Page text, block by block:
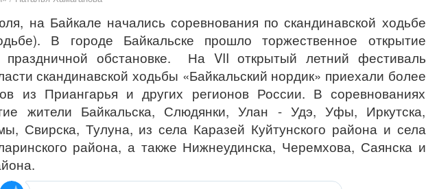
на Байкале начались соревнования по скандинавской ходьбе
В городе Байкальске прошло торжественное открытие
обстановке. На VII открытый летний фестиваль
скандинавской ходьбы «Байкальский нордик» приехали более
из Приангарья и других регионов России. В соревнованиях
жители Байкальска, Слюдянки, Улан - Удэ, Уфы, Иркутска,
Свирска, Тулуна, из села Каразей Куйтунского района и села
района, а также Нижнеудинска, Черемхова, Саянска и